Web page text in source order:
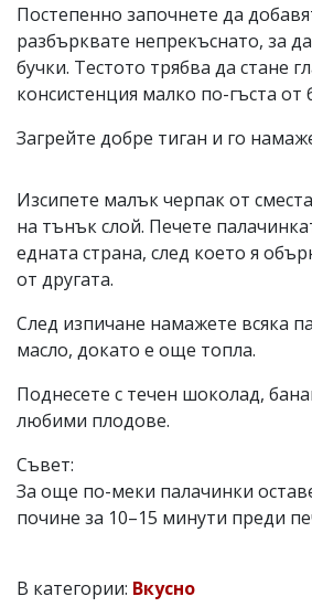
Постепенно започнете да
разбърквате непрекъснато, за
бучки. Тестото трябва да стане
консистенция малко по-гъста от
Загрейте добре тиган и го
Изсипете малък черпак от
на тънък слой. Печете
едната страна, след което я
от другата.
След изпичане намажете всяка
масло, докато е още топла.
Поднесете с течен шоколад,
любими плодове.
Съвет:
За още по-меки палачинки
почине за 10–15 минути преди
В категории: Вкусно